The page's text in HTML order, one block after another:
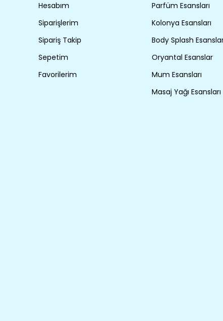
Hesabım
Siparişlerim
Sipariş Takip
Sepetim
Favorilerim
Parfüm Esansları
Kolonya Esansları
Body Splash
Oryantal Esanslar
Mum Esansları
Masaj Yağı Esansları